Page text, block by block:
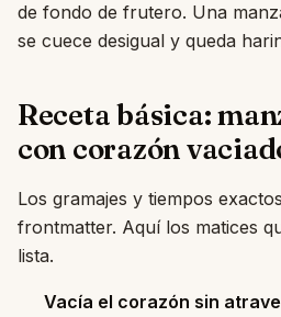
de fondo de frutero. Una
se cuece desigual y queda
Receta básica:
con corazón
Los gramajes y tiempos
frontmatter. Aquí los matices
lista.
Vacía el corazón sin